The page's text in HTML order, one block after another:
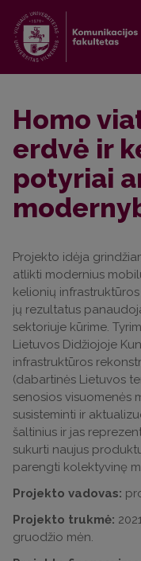
Homo
erdvė ir
potyriai
Projekto idėja
atlikti modernius
kelionių
jų rezultatus
sektoriuje kūrime.
Lietuvos Didžiojoje
infrastruktūros
(dabartinės Lietuvos
senosios visuomenės
susisteminti ir
šaltinius ir jas
sukurti naujus
parengti kolektyvinę
Projekto vadovas:
Projekto trukmė:
gruodžio mėn.